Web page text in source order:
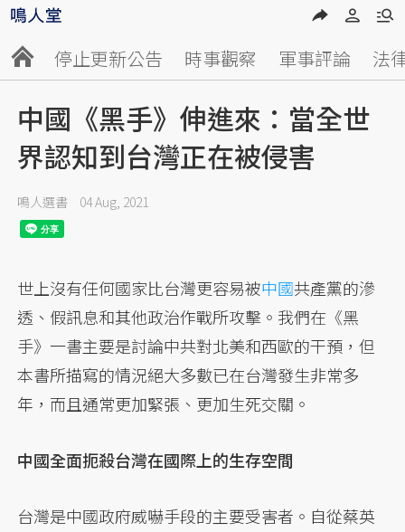
停止更新公告 時事觀察 軍事評論 法
中國《黑手》伸進來：當全世
界認知到台灣正在被侵害
鳴人選書 04 Aug, 2021
世上沒有任何國家比台灣更容易被中國共產黨的滲
透、假訊息和其他政治作戰所攻擊。我們在《黑
手》一書主要是討論中共對北美和西歐的干預，但
本書所描寫的情況絕大多數已在台灣發生非常多
年，而且通常更加緊張、更加生死交關。
中國全面扼殺台灣在國際上的生存空間
台灣是中國政府威嚇手段的主要受害者。自從蔡英